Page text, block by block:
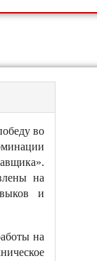
во
на
и
на